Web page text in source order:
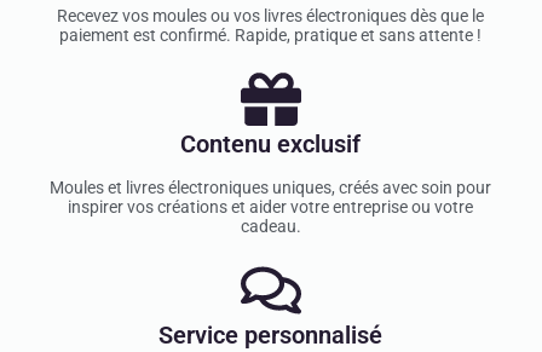
Recevez vos moules ou vos livres électroniques dès que le
paiement est confirmé. Rapide, pratique et sans attente !
Contenu exclusif
Moules et livres électroniques uniques, créés avec soin pour
inspirer vos créations et aider votre entreprise ou votre
cadeau.
Service personnalisé